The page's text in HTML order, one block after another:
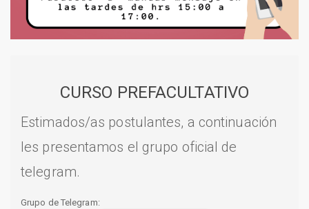
CURSO PREFACULTATIVO
Estimados/as postulantes, a continuación
les presentamos el grupo oficial de
telegram.
Grupo de Telegram: